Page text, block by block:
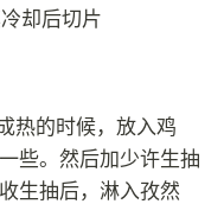
却后切片
热的时候，放入鸡
些。然后加少许生抽
生抽后，淋入孜然